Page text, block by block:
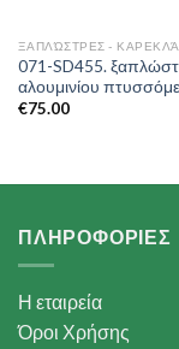
071-SD455.
αλουμινίου
€75.00
ΠΛΗΡΟΦΟΡΙΕΣ
Η εταιρεία
Όροι Χρήσης